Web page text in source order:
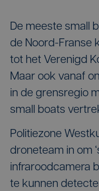
De meeste small
de Noord-Franse
tot het Verenigd
Maar ook vanaf
in de grensregio
small boats
Politiezone
droneteam in om
infraroodcamera
te kunnen